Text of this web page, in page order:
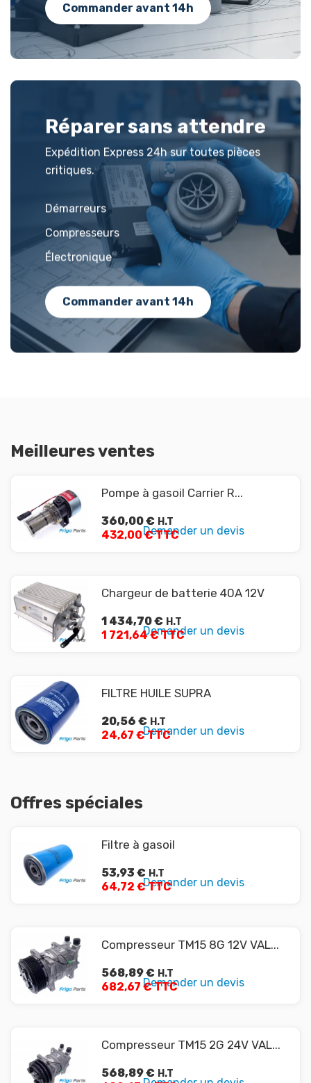
Commander avant 14h
Réparer sans attendre
Expédition Express 24h sur toutes pièces
critiques.
Démarreurs
Compresseurs
Électronique
Commander avant 14h
Meilleures ventes
Pompe à gasoil Carrier R...
360,00€ H.T
432,00 € TTCDemander un devis
Chargeur de batterie 40A 12V
1 434,70€ H.T
1 721,64 € TTCDemander un devis
FILTRE HUILE SUPRA
20,56 € H.T
24,67 € TTCDemander un devis
Offres spéciales
Filtre à gasoil
53,93 € H.T
64,72 € TTCDemander un devis
Compresseur TM15 8G 12V VAL...
568,89€ H.T
682,67 € TTCDemander un devis
Compresseur TM15 2G 24V VAL...
568,89€ H.T